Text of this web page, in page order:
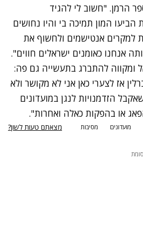
הרמן. "חשוב לי להגיד
המון תמיכה בי והיו נחושים
למקרים אנטישמים ולחשוף את
אנחנו כאומנים ישראלים חווים".
ומקווה להתברג בתעשייה גם פה:
אז לצערי כאן אני לא מקושר ולא
הזדמנויות לנגן במועדונים
או בהפקות כאלה ואחרות".
מועדונים מסיבות מצאתם טעות לשון?